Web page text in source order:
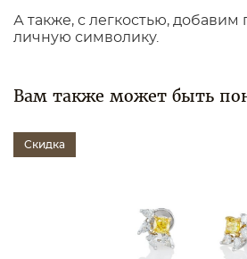
А также, с легкостью, добавим
личную символику.
Вам также может быть
Скидка